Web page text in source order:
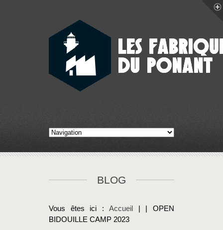
BLOG
Vous êtes ici : Accueil
| | OPEN
BIDOUILLE CAMP 2023